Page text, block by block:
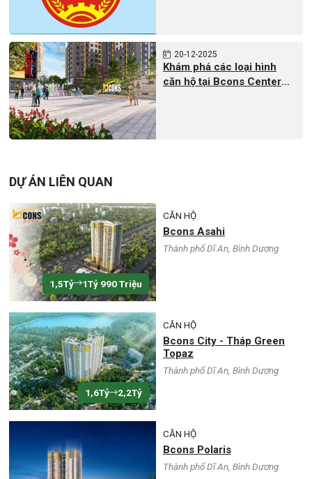
20 12-2025
Khám phá các loại hình
căn hộ tại Bcons Center
DỰ ÁN LIÊN QUAN
1,5Tỷ 1Tỷ 990 Triệu
CĂN HỘ
Bcons Asahi
Thành phố Dĩ An, Bình Dương
1,6Tỷ 2,2Tỷ
CĂN HỘ
Bcons City - Tháp Green
Topaz
Thành phố Dĩ An, Bình Dương
CĂN HỘ
Bcons Polaris
Thành phố Dĩ An, Bình Dương